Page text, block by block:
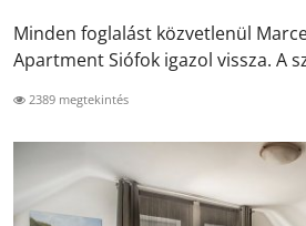
Minden foglalást közvetlenül
Apartment Siófok igazol vissza. A
2389 megtekintés